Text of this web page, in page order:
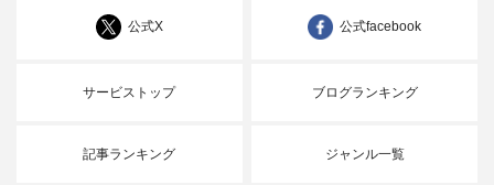
公式X 公式facebook
サービストップ ブログランキング
記事ランキング ジャンル一覧